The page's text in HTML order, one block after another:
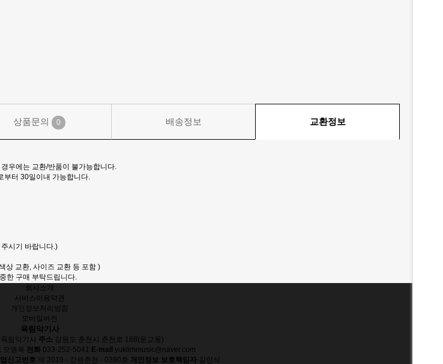
상품문의 0 배송정보 교환정보
우에는 교환/반품이 불가능합니다.
부터 30일이내 가능합니다.
시기 바랍니다.)
상 교환, 사이즈 교환 등 포함 )
한 구매 부탁드립니다.
회사소개
서비스이용약관
개인정보처리방침
모바일버전
육림악기사
림악기사 주소 강원도 춘천시 춘천로 168(운교동)
오영옥 전화033-252-5041 E-mail yuklimmusic@naver.com
신고번호 제 2019 - 강원춘천 - 0390호 개인정보 보호책임자 길민식